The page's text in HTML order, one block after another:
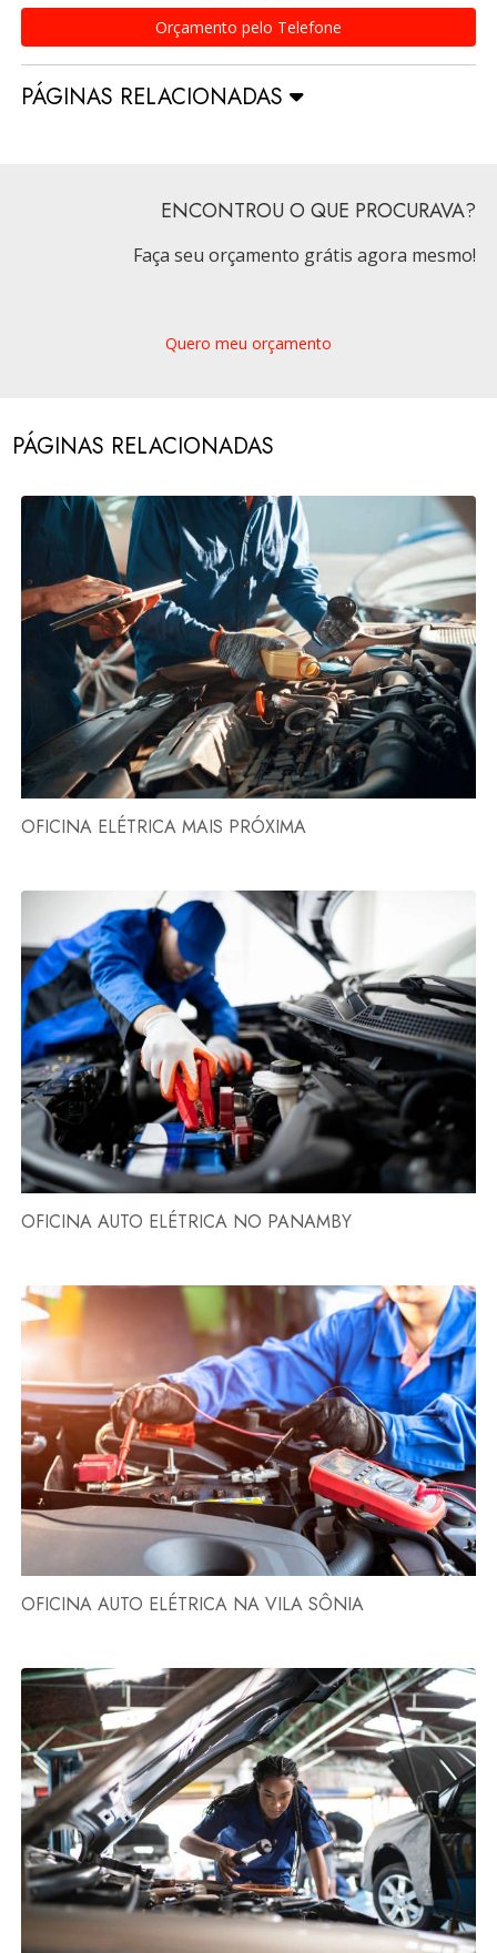
Orçamento pelo Telefone
PÁGINAS RELACIONADAS
ENCONTROU O QUE PROCURAVA?
Faça seu orçamento grátis agora mesmo!
Quero meu orçamento
PÁGINAS RELACIONADAS
OFICINA ELÉTRICA MAIS PRÓXIMA
OFICINA AUTO ELÉTRICA NO PANAMBY
OFICINA AUTO ELÉTRICA NA VILA SÔNIA